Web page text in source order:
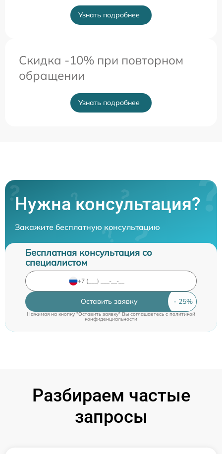
Узнать подробнее
Скидка -10% при повторном
обращении
Узнать подробнее
Нужна консультация?
Закажите бесплатную консультацию
Бесплатная консультация со
специалистом
Оставить заявку
Нажимая на кнопку "Оставить заявку" Вы соглашаетесь cполитикой
конфиденциальности
Разбираем частые
запросы